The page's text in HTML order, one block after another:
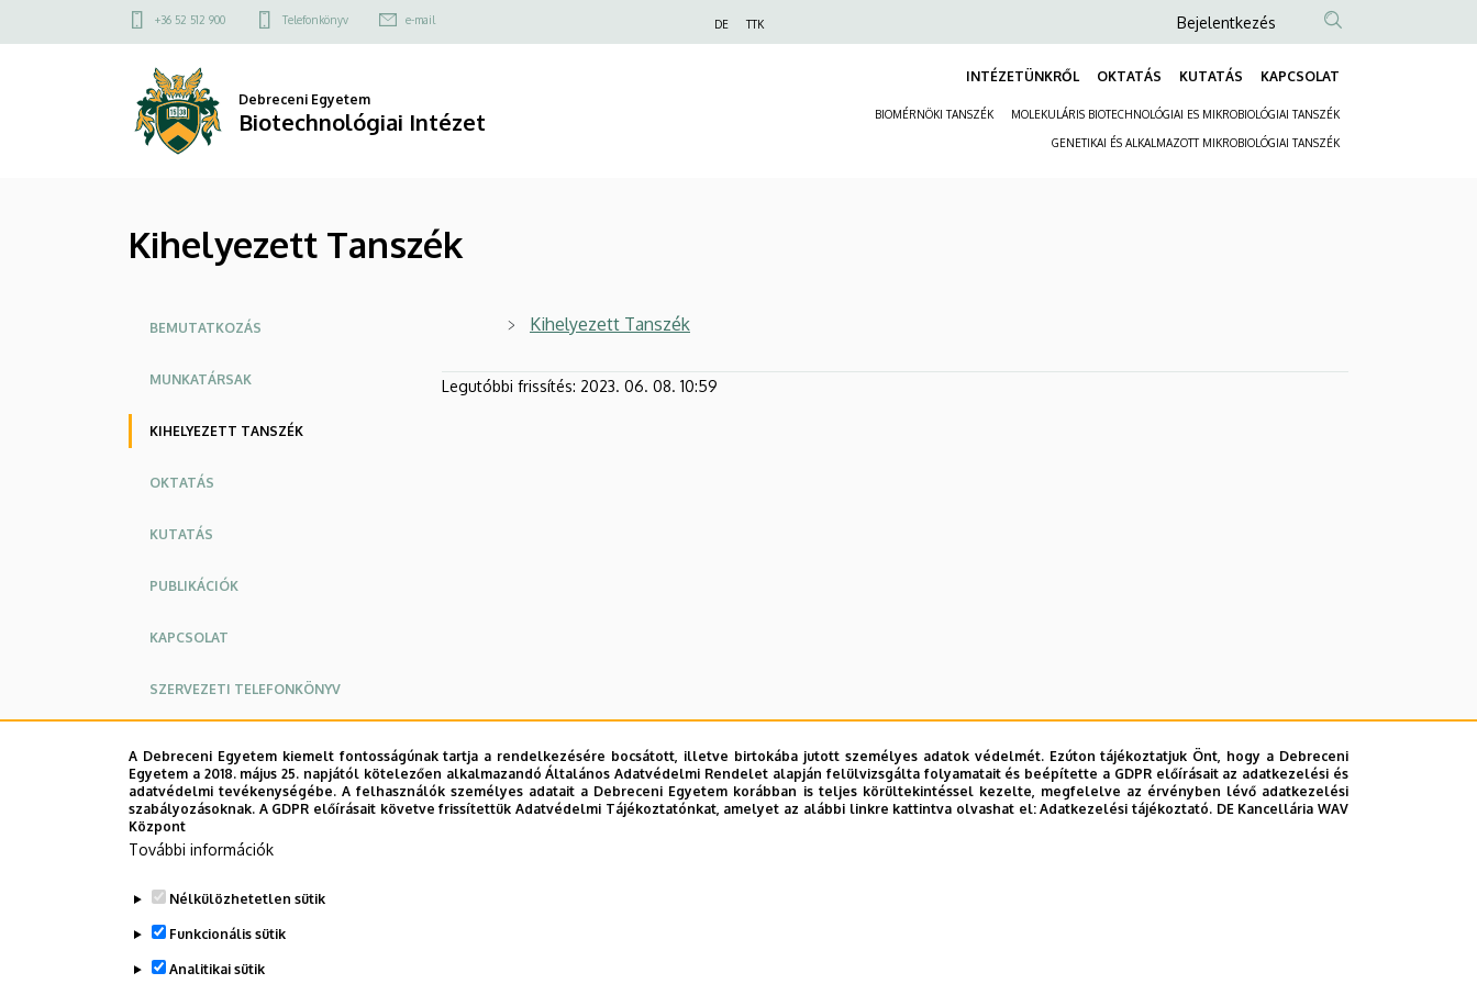
Kihelyezett
Biotechnológiai
a
Felső
menü
+36 52 512 900 Telefonkönyv e-mail DE TTK
Anonim
fiók
menüje
Bejelentkezés
Debreceni Egyetem
Biotechnológiai Intézet
INTÉZETÜNKRŐL OKTATÁS KUTATÁS KAPCSOLAT
BIOMÉRNÖKI TANSZÉK MOLEKULÁRIS BIOTECHNOLÓGIAI ES MIKROBIOLÓGIAI TANSZÉK
GENETIKAI ÉS ALKALMAZOTT MIKROBIOLÓGIAI TANSZÉK
Kihelyezett Tanszék
Oldalmenü
BEMUTATKOZÁS
MUNKATÁRSAK
KIHELYEZETT TANSZÉK
OKTATÁS
KUTATÁS
PUBLIKÁCIÓK
KAPCSOLAT
SZERVEZETI TELEFONKÖNYV
Kihelyezett Tanszék
Legutóbbi frissítés: 2023. 06. 08. 10:59
A Debreceni Egyetem kiemelt fontosságúnak tartja a rendelkezésére bocsátott, illetve birtokába jutott személyes adatok védelmét. Ezúton tájékoztatjuk Önt, hogy a Debreceni
Egyetem a 2018. május 25. napjától kötelezően alkalmazandó Általános Adatvédelmi Rendelet alapján felülvizsgálta folyamatait és beépítette a GDPR előírásait az adatkezelési és
adatvédelmi tevékenységébe. A felhasználók személyes adatait a Debreceni Egyetem korábban is teljes körültekintéssel kezelte, megfelelve az érvényben lévő adatkezelési
szabályozásoknak. A GDPR előírásait követve frissítettük Adatvédelmi Tájékoztatónkat, amelyet az alábbi linkre kattintva olvashat el:Adatkezelési tájékoztató. DE Kancellária WAV
Központ
További információk
Nélkülözhetetlen sütik
Funkcionális sütik
Analitikai sütik